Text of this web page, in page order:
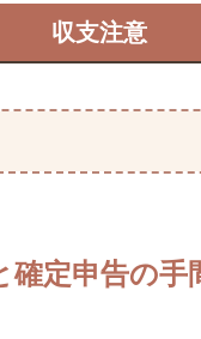
収支注意
定申告の手